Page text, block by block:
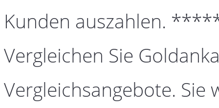
Kunden auszahlen.
Vergleichen Sie
Vergleichsangebote. Sie